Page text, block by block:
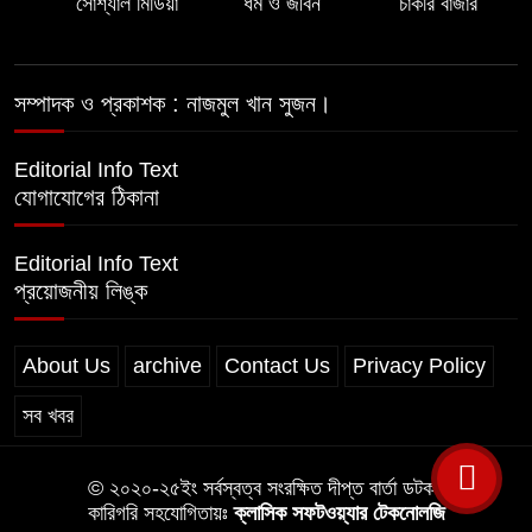
নেতা শরীফ বেপারীকে অব্যাহতি দিল ভোলা
সম্পাদক ও প্রকাশক : নাজমুল খান সুজন।
Editorial Info Text
যোগাযোগের ঠিকানা
Editorial Info Text
প্রয়োজনীয় লিঙ্ক
About Us archive Contact Us Privacy Policy
সব খবর
© ২০২০-২৫ইং সর্বস্বত্ব সংরক্ষিত দীপ্ত বার্তা ডটকম
কারিগরি সহযোগিতায়ঃক্লাসিক সফটওয়্যার টেকনোলজি